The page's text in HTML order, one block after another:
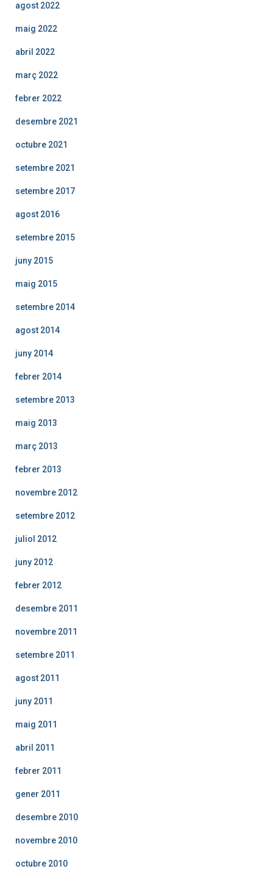
agost 2022
maig 2022
abril 2022
març 2022
febrer 2022
desembre 2021
octubre 2021
setembre 2021
setembre 2017
agost 2016
setembre 2015
juny 2015
maig 2015
setembre 2014
agost 2014
juny 2014
febrer 2014
setembre 2013
maig 2013
març 2013
febrer 2013
novembre 2012
setembre 2012
juliol 2012
juny 2012
febrer 2012
desembre 2011
novembre 2011
setembre 2011
agost 2011
juny 2011
maig 2011
abril 2011
febrer 2011
gener 2011
desembre 2010
novembre 2010
octubre 2010